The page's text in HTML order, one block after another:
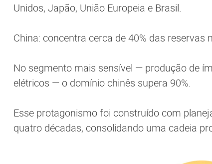
Unidos, Japão, União Europeia e Brasil.
China: concentra cerca de 40% das reservas
No segmento mais sensível — produção de
elétricos — o domínio chinês supera 90%.
Esse protagonismo foi construído com
quatro décadas, consolidando uma cadeia